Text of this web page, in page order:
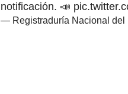
notificación. 📣
— Registraduría Nacional del